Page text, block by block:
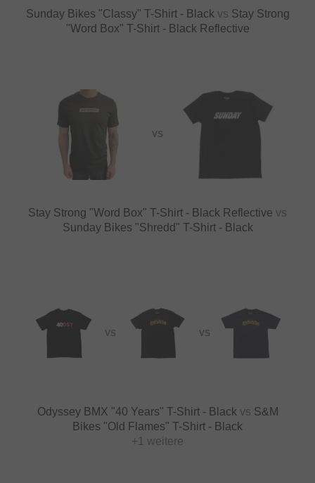
Sunday Bikes "Classy" T-Shirt - Black vs Stay Strong
"Word Box" T-Shirt - Black Reflective
VS
Stay Strong "Word Box" T-Shirt - Black Reflective vs
Sunday Bikes "Shredd" T-Shirt - Black
VS VS
Odyssey BMX "40 Years" T-Shirt - Black vs S&M
Bikes "Old Flames" T-Shirt - Black
+1 weitere